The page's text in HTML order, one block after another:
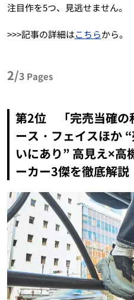
注目作を5つ、見逃せません。
>>>記事の詳細はこちらから。
2/3 Pages
第2位 「完売当確の
ース・フェイスほか
いにあり” 高見え×高
ーカー3傑を徹底解説